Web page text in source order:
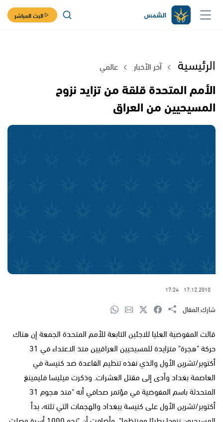
البث المباشر
الرئيسية آخر الأخبار عالمي
الأمم المتحدة قلقة من تزايد نزوح
المسيحيين من العراق
17.12.2010
17:24
شارك المقال
قالت المفوضية العليا للاجئين التابعة للأمم المتحدة الجمعة إن هناك
حركة "هجرة" متزايدة للمسيحيين العراقيين منذ الاعتداء في 31
أكتوبر/تشرين الأول والذي نفذه تنظيم القاعدة ضد كنيسة في
العاصمة بغداد وأدى إلى مقتل العشرات. وذكرت ميليسا فليمينغ
المتحدثة باسم المفوضية في مؤتمر صحافي أنه "منذ هجوم 31
أكتوبر/تشرين الأول على كنيسة ببغداد والهجمات التي تلته، بدأ